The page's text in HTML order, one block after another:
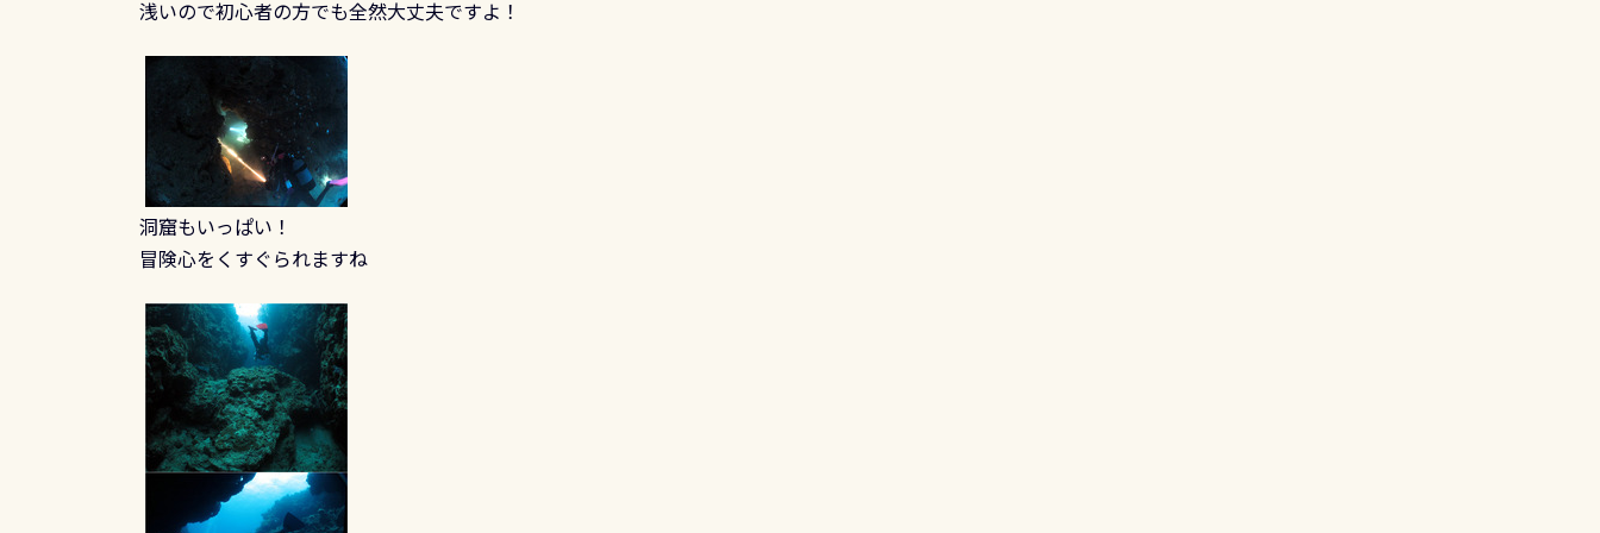
浅いので初心者の方でも全然大丈夫ですよ！
洞窟もいっぱい！
冒険心をくすぐられますね